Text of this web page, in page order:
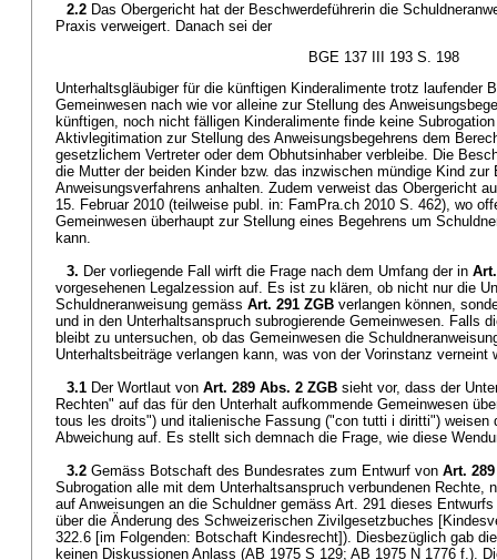
2.2 Das Obergericht hat der Beschwerdeführerin die
Praxis verweigert. Danach sei der
BGE 137 III 193 S. 198
Unterhaltsgläubiger für die künftigen Kinderalimente trotz laufender
Gemeinwesen nach wie vor alleine zur Stellung des
künftigen, noch nicht fälligen Kinderalimente finde keine
Aktivlegitimation zur Stellung des Anweisungsbegehrens dem
gesetzlichem Vertreter oder dem Obhutsinhaber verbleibe. Die
die Mutter der beiden Kinder bzw. das inzwischen mündige Kind zur
Anweisungsverfahrens anhalten. Zudem verweist das Obergericht
15. Februar 2010 (teilweise publ. in: FamPra.ch 2010 S. 462), wo
Gemeinwesen überhaupt zur Stellung eines Begehrens um
kann.
3. Der vorliegende Fall wirft die Frage nach dem Umfang der in
vorgesehenen Legalzession auf. Es ist zu klären, ob nicht nur die
Schuldneranweisung gemäss Art. 291 ZGB verlangen können,
und in den Unterhaltsanspruch subrogierende Gemeinwesen. Falls
bleibt zu untersuchen, ob das Gemeinwesen die
Unterhaltsbeiträge verlangen kann, was von der Vorinstanz verneint
3.1 Der Wortlaut von Art. 289 Abs. 2 ZGB sieht vor, dass der
Rechten" auf das für den Unterhalt aufkommende Gemeinwesen
tous les droits") und italienische Fassung ("con tutti i diritti") weisen
Abweichung auf. Es stellt sich demnach die Frage, wie diese
3.2 Gemäss Botschaft des Bundesrates zum Entwurf von Art.
Subrogation alle mit dem Unterhaltsanspruch verbundenen Rechte,
auf Anweisungen an die Schuldner gemäss Art. 291 dieses
über die Änderung des Schweizerischen Zivilgesetzbuches
322.6 [im Folgenden: Botschaft Kindesrecht]). Diesbezüglich gab
keinen Diskussionen Anlass (AB 1975 S 129; AB 1975 N 1776 f.).